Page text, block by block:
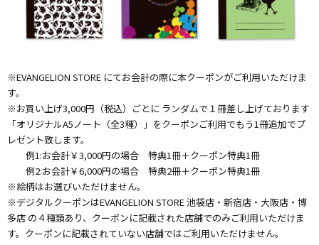
※EVANGELION STORE にてお会計の際に本クーポンがご利用いただけま
す。
※お買い上げ3,000円（税込）ごとに ランダムで１冊差し上げております
「オリジナルA5ノート（全3種）」をクーポンご利用でもう1冊追加でプ
レゼント致します。
例1:お会計￥3,000円の場合 特典1冊＋クーポン特典1冊
例2:お会計￥6,000円の場合 特典2冊＋クーポン特典1冊
※絵柄はお選びいただけません。
※デジタルクーポンはEVANGELION STORE 池袋店・新宿店・大阪店・博
多店 の４種類あり、クーポンに記載された店舗でのみご利用いただけま
す。クーポンに記載されていない店舗ではご利用いただけません。